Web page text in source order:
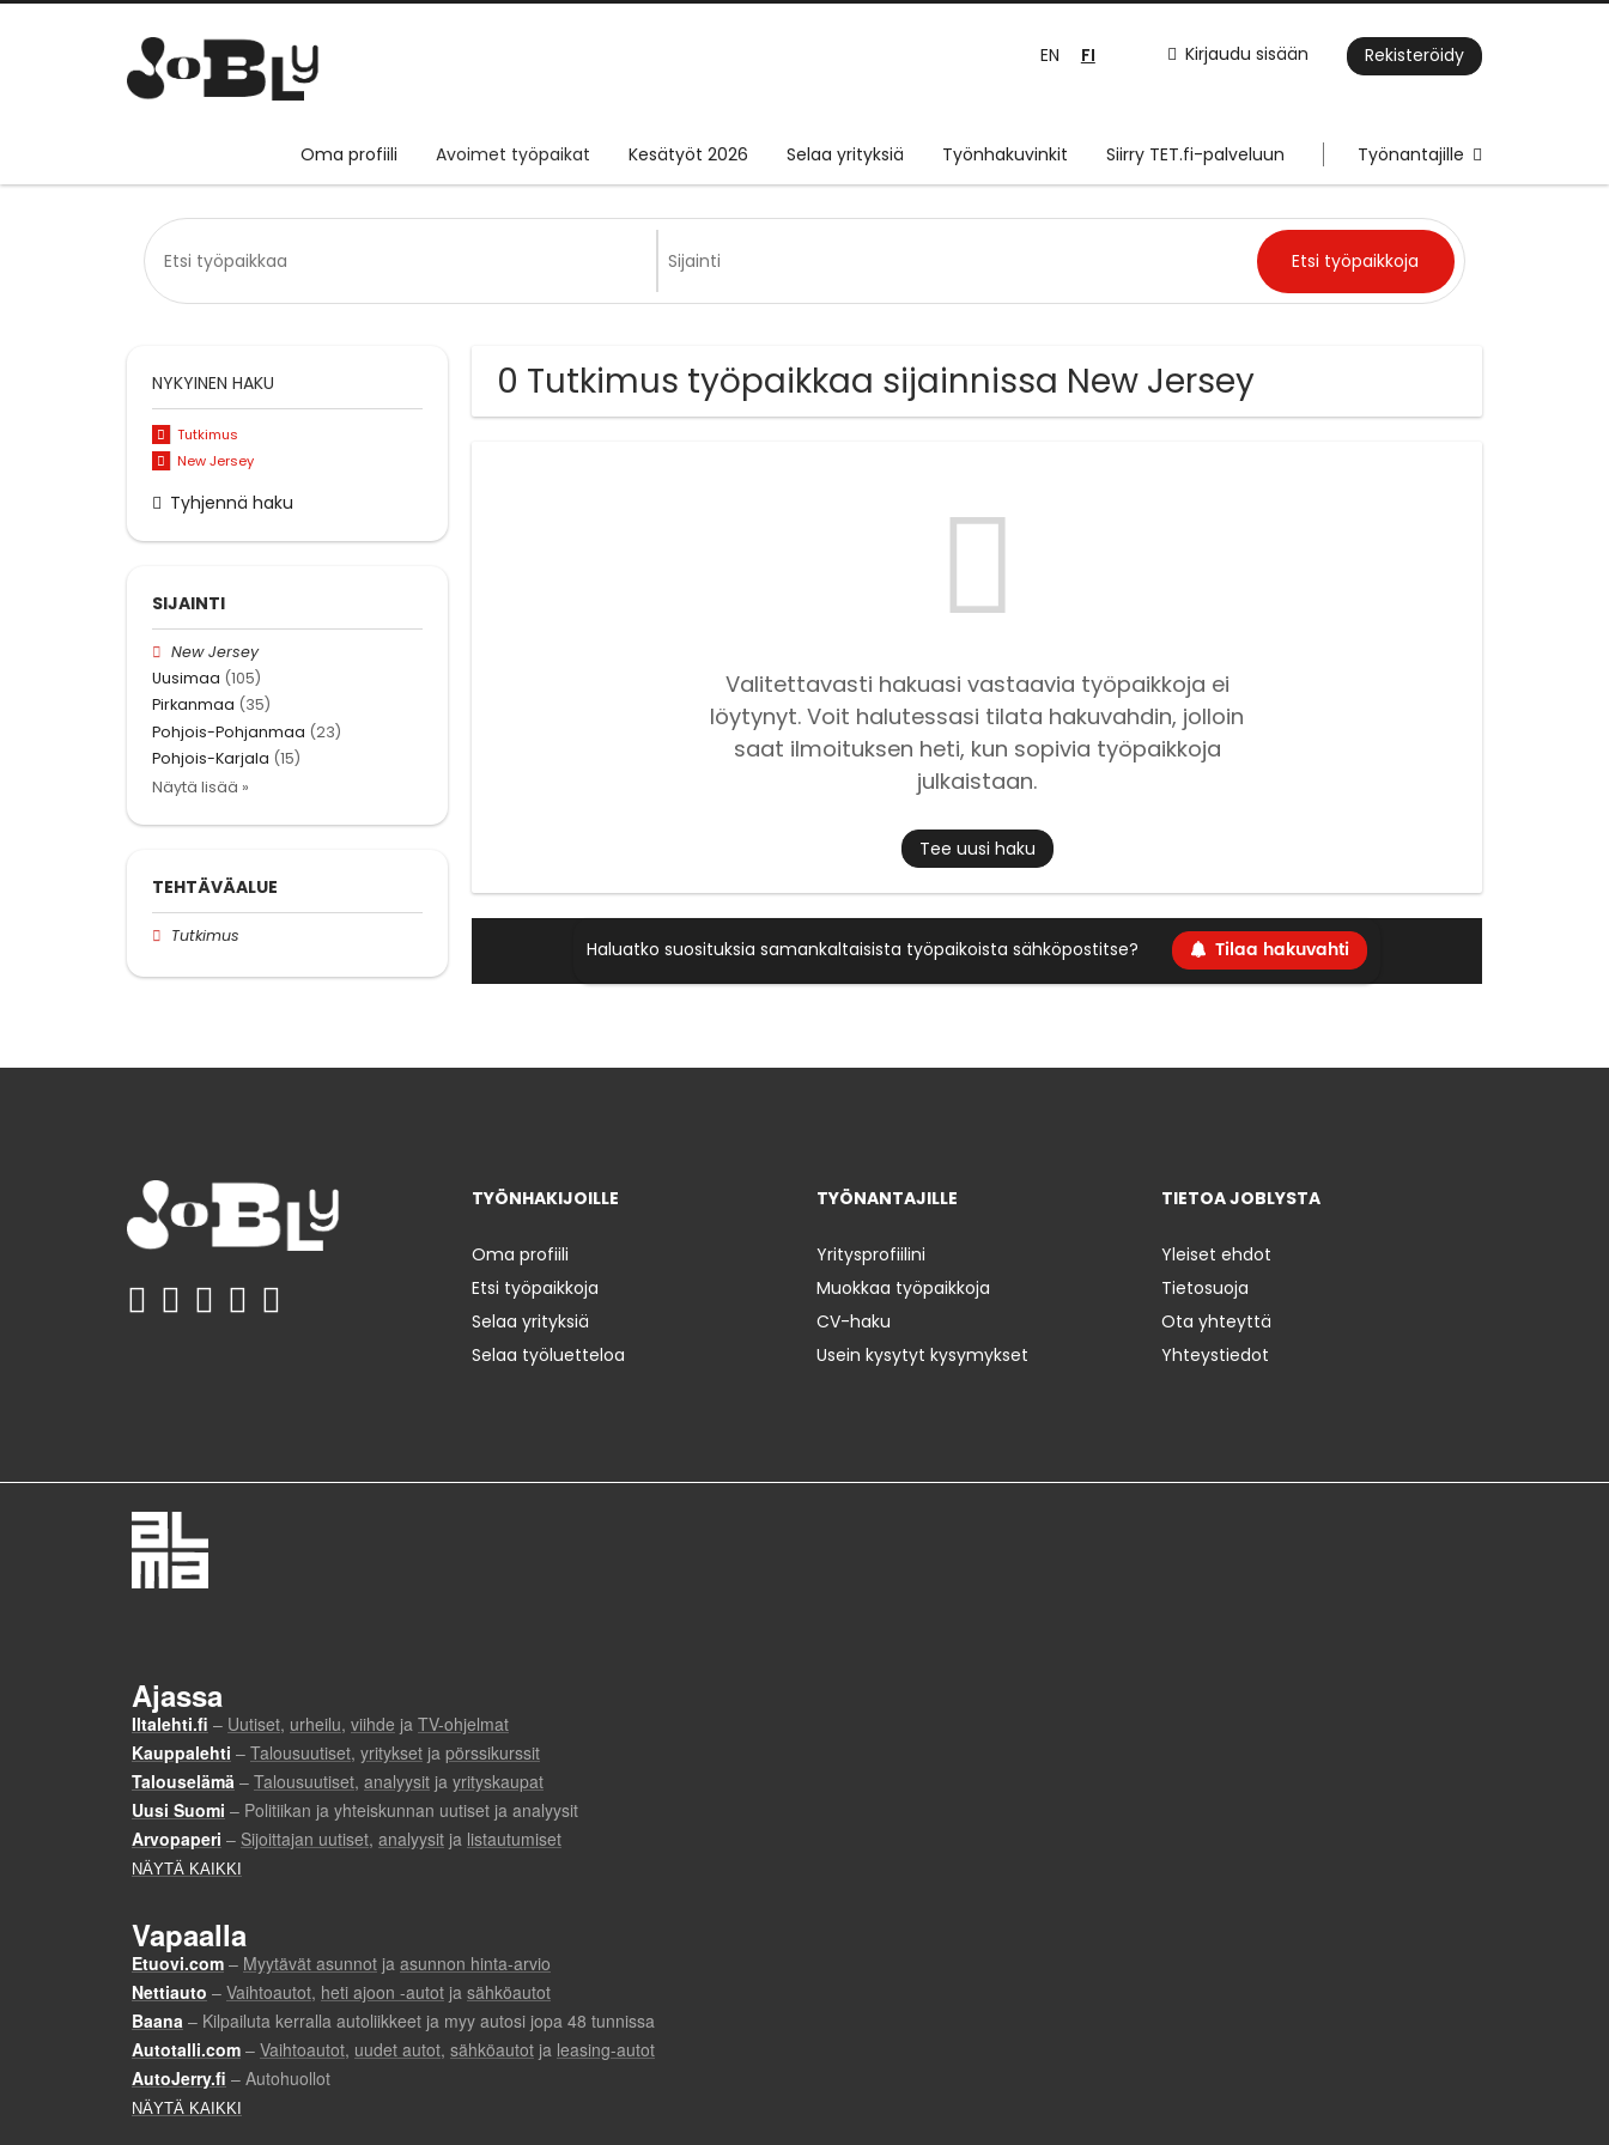
Kirjaudu sisään Rekisteröidy
EN FI
Oma profiili Avoimet työpaikat Kesätyöt 2026 Selaa yrityksiä Työnhakuvinkit Siirry TET.fi-palveluun Työnantajille
0 Tutkimus työpaikkaa sijainnissa New Jersey
Valitettavasti hakuasi vastaavia työpaikkoja ei
löytynyt. Voit halutessasi tilata hakuvahdin, jolloin
saat ilmoituksen heti, kun sopivia työpaikkoja
julkaistaan.
Tee uusi haku
Haluatko suosituksia samankaltaisista työpaikoista sähköpostitse? Tilaa hakuvahti
NYKYINEN HAKU
Tutkimus
New Jersey
Tyhjennä haku
SIJAINTI
New Jersey
Uusimaa (105)
Pirkanmaa (35)
Pohjois-Pohjanmaa (23)
Pohjois-Karjala (15)
Näytä lisää »
TEHTÄVÄALUE
Tutkimus
TYÖNHAKIJOILLE
Oma profiili
Etsi työpaikkoja
Selaa yrityksiä
Selaa työluetteloa
TYÖNANTAJILLE
Yritysprofiilini
Muokkaa työpaikkoja
CV-haku
Usein kysytyt kysymykset
TIETOA JOBLYSTA
Yleiset ehdot
Tietosuoja
Ota yhteyttä
Yhteystiedot